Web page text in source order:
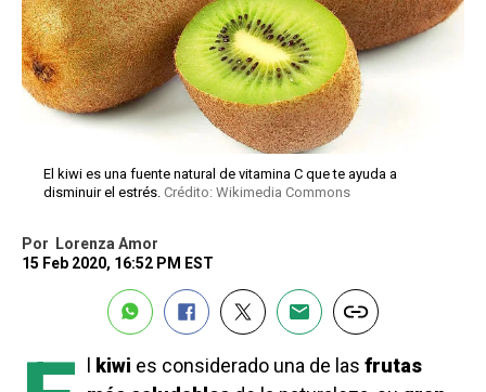
El kiwi es una fuente natural de vitamina C que te ayuda a
disminuir el estrés. Crédito: Wikimedia Commons
Por
Lorenza Amor
15 Feb 2020, 16:52 PM EST
kiwi es considerado una de las frutas